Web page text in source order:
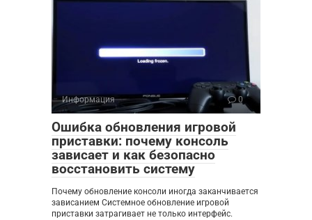
Информация 0
Ошибка обновления игровой
приставки: почему консоль
зависает и как безопасно
восстановить систему
Почему обновление консоли иногда заканчивается
зависанием Системное обновление игровой
приставки затрагивает не только интерфейс.